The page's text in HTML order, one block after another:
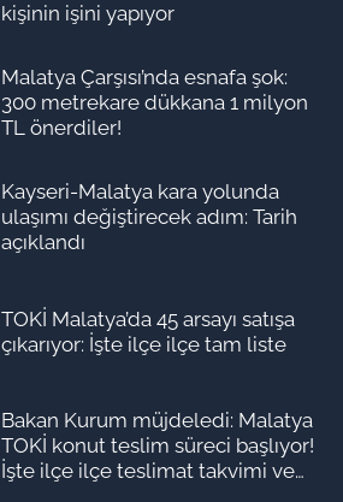
kişinin işini yapıyor
Malatya Çarşısı’nda esnafa şok:
300 metrekare dükkana 1 milyon
TL önerdiler!
Kayseri-Malatya kara yolunda
ulaşımı değiştirecek adım: Tarih
açıklandı
TOKİ Malatya’da 45 arsayı satışa
çıkarıyor: İşte ilçe ilçe tam liste
Bakan Kurum müjdeledi: Malatya
TOKİ konut teslim süreci başlıyor!
İşte ilçe ilçe teslimat takvimi ve